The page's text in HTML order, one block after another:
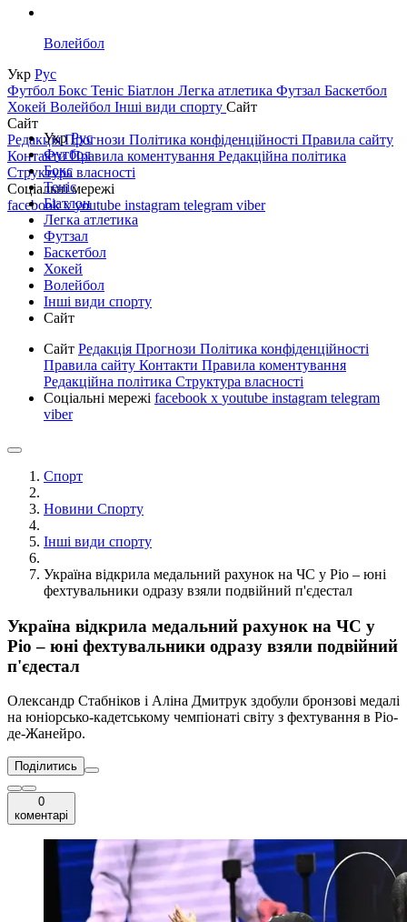
Волейбол
Укр Рус
Футбол Бокс Теніс Біатлон Легка атлетика Футзал Баскетбол
Хокей Волейбол Інші види спорту Сайт
Сайт
РедакціяПрогнози Політика конфіденційності Правила сайту
КонтактиПравила коментування Редакційна політика
Структура власності
Соціальні мережі
facebookxyoutube instagram telegram viber
УкрРус
Футбол
Бокс
Теніс
Біатлон
Легка атлетика
Футзал
Баскетбол
Хокей
Волейбол
Інші види спорту
Сайт
Сайт Редакція Прогнози Політика конфіденційності
Правила сайту Контакти Правила коментування
Редакційна політика Структура власності
Соціальні мережі facebook x youtube instagram telegram
viber
Спорт
Новини Спорту
Інші види спорту
Україна відкрила медальний рахунок на ЧС у Ріо – юні
фехтувальники одразу взяли подвійний п'єдестал
Україна відкрила медальний рахунок на ЧС у
Ріо – юні фехтувальники одразу взяли подвійний
п'єдестал
Олександр Стабніков і Аліна Дмитрук здобули бронзові медалі
на юніорсько-кадетському чемпіонаті світу з фехтування в Ріо-
де-Жанейро.
Поділитись
0
коментарі